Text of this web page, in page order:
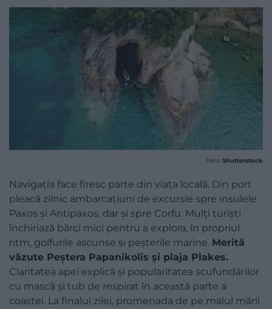
Foto: Shutterstock
Navigația face firesc parte din viața locală. Din port
pleacă zilnic ambarcațiuni de excursie spre insulele
Paxos și Antipaxos, dar și spre Corfu. Mulți turiști
închiriază bărci mici pentru a explora, în propriul
ritm, golfurile ascunse și peșterile marine. Merită
văzute Peștera Papanikolis și plaja Plakes.
Claritatea apei explică și popularitatea scufundărilor
cu mască și tub de respirat în această parte a
coastei. La finalul zilei, promenada de pe malul mării